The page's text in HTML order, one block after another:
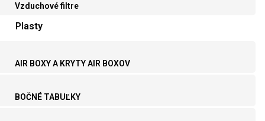
Vzduchové filtre
Plasty
AIR BOXY A KRYTY AIR BOXOV
BOČNÉ TABUĽKY